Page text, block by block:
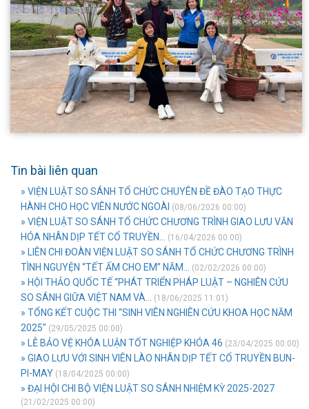
Tin bài liên quan
» VIỆN LUẬT SO SÁNH TỔ CHỨC CHUYÊN ĐỀ ĐÀO TẠO THỰC
HÀNH CHO HỌC VIÊN NƯỚC NGOÀI (08/06/2026 00:00)
» VIỆN LUẬT SO SÁNH TỔ CHỨC CHƯƠNG TRÌNH GIAO LƯU VĂN
HÓA NHÂN DỊP TẾT CỔ TRUYỀN...
(16/04/2026 00:00)
» LIÊN CHI ĐOÀN VIỆN LUẬT SO SÁNH TỔ CHỨC CHƯƠNG TRÌNH
TÌNH NGUYỆN “TẾT ẤM CHO EM” NĂM...
(02/02/2026 00:00)
» HỘI THẢO QUỐC TẾ “PHÁT TRIỂN PHÁP LUẬT – NGHIÊN CỨU
SO SÁNH GIỮA VIỆT NAM VÀ...
(18/06/2025 11:01)
» TỔNG KẾT CUỘC THI “SINH VIÊN NGHIÊN CỨU KHOA HỌC NĂM
2025" (29/05/2025 00:00)
» LỄ BẢO VỆ KHÓA LUẬN TỐT NGHIỆP KHÓA 46 (23/04/2025 00:00)
» GIAO LƯU VỚI SINH VIÊN LÀO NHÂN DỊP TẾT CỔ TRUYỀN BUN-
PI-MAY (18/04/2025 00:00)
» ĐẠI HỘI CHI BỘ VIỆN LUẬT SO SÁNH NHIỆM KỲ 2025-2027
(21/02/2025 00:00)